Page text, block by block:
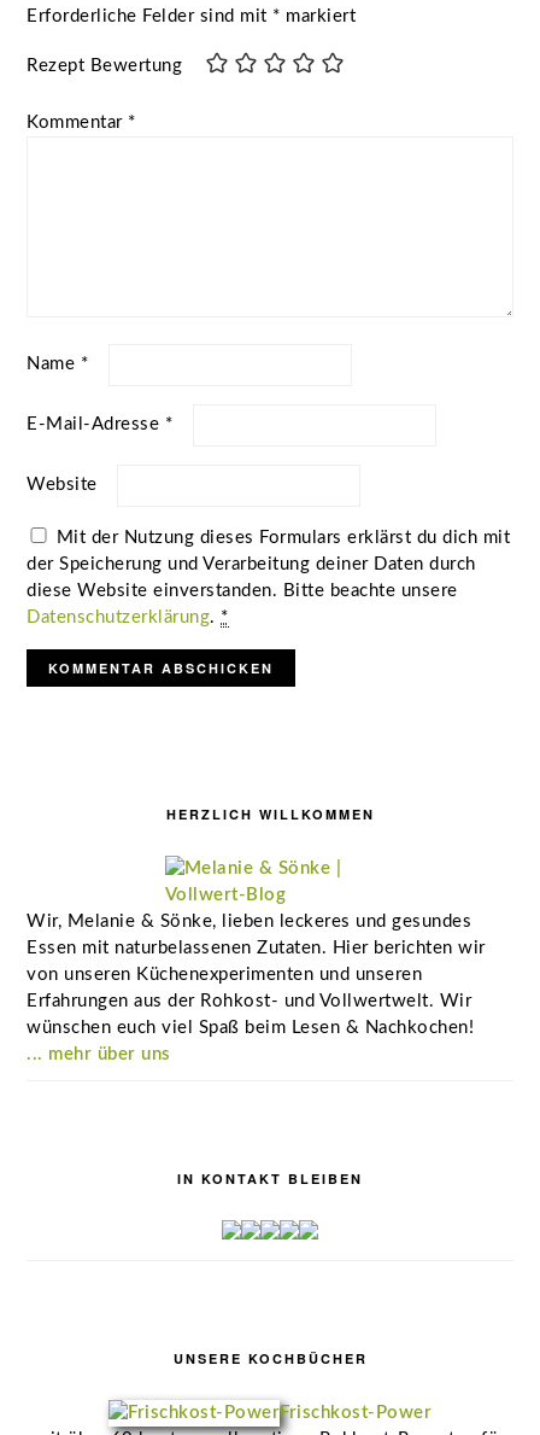
Erforderliche Felder sind mit * markiert
Rezept Bewertung
Kommentar *
Name *
E-Mail-Adresse *
Website
Mit der Nutzung dieses Formulars erklärst du dich mit
der Speicherung und Verarbeitung deiner Daten durch
diese Website einverstanden. Bitte beachte unsere
Datenschutzerklärung. *
HERZLICH WILLKOMMEN
Wir, Melanie & Sönke, lieben leckeres und gesundes
Essen mit naturbelassenen Zutaten. Hier berichten wir
von unseren Küchenexperimenten und unseren
Erfahrungen aus der Rohkost- und Vollwertwelt. Wir
wünschen euch viel Spaß beim Lesen & Nachkochen!
... mehr über uns
IN KONTAKT BLEIBEN
UNSERE KOCHBÜCHER
Frischkost-Power